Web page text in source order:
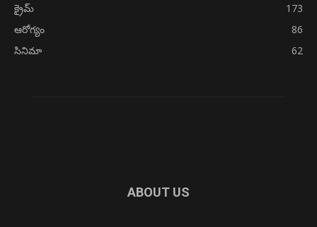
క్రైమ్
173
ఆరోగ్యం
86
సినిమా
62
ABOUT US